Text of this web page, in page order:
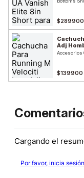
$289900
Adj
Accesorios
$139900
Cargando el
Por favor, inicia